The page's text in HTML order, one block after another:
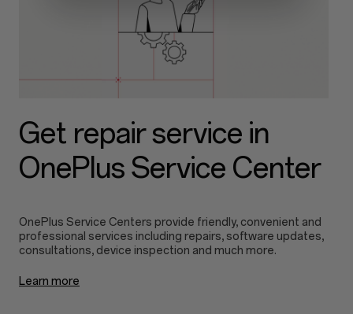
Get repair service in
OnePlus Service Center
OnePlus Service Centers provide friendly, convenient and
professional services including repairs, software updates,
Learn more